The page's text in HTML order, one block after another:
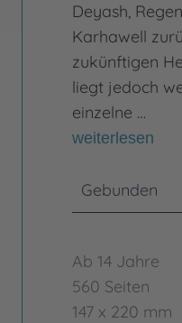
Deyash,
Karhawell
zukünftigen
liegt jedoch
einzelne …
weiterlesen
Gebunden
Ab 14 Jahre
560 Seiten
147 x 220 mm